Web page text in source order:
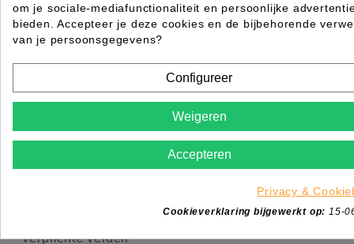
Please choose a rating for your review.
Uw naam
Enim quis fugiat consequat elit minim nisi eu
occaecat deserunt aliquip nisi ex deserunt.
Verplichte velden
om je sociale-mediafunctionaliteit en persoonlijke
bieden. Accepteer je deze cookies en de bijbehorende
van je persoonsgegevens?
Configureer
Weigeren
Accepteren
Privacy &
Cookieverklaring bijgewerkt op: 15-